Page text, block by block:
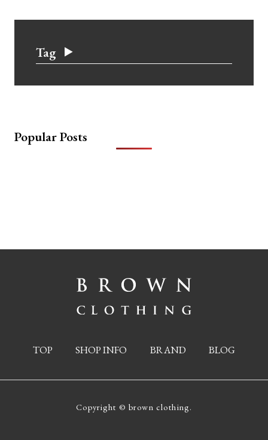
Tag
Popular Posts
TOP SHOP INFO BRAND BLOG
Copyright © brown clothing.